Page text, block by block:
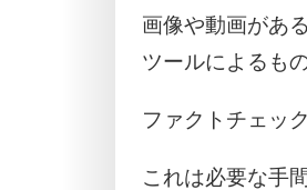
画像や動画があ
ツールによるも
ファクトチェッ
これは必要な手